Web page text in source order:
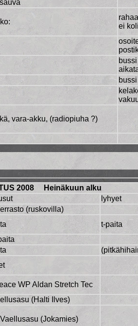
ei
vara-akku, (radiopiuha ?)
2008 Heinäkuun alku
lyhyet
(ruskovilla)
t-paita
WP Aldan Stretch Tec
(Halti Ilves)
(Jokamies)